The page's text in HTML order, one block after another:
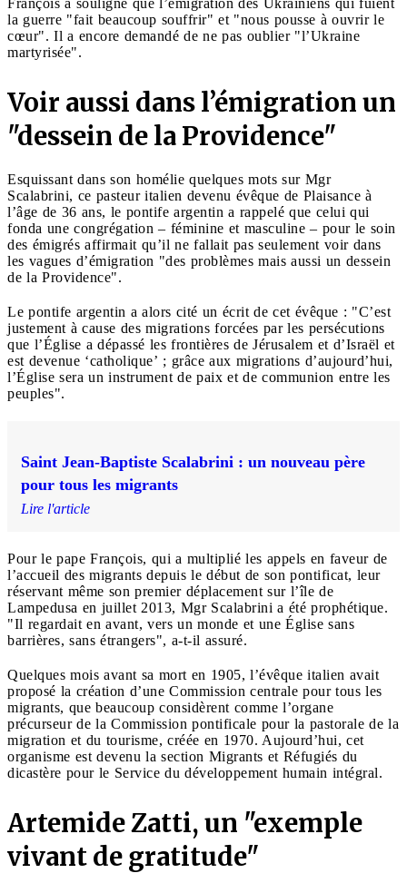
la guerre "fait beaucoup souffrir" et "nous pousse à ouvrir le
cœur". Il a encore demandé de ne pas oublier "l’Ukraine
martyrisée".
Voir aussi dans l’émigration un
"dessein de la Providence"
Esquissant dans son homélie quelques mots sur Mgr
Scalabrini, ce pasteur italien devenu évêque de Plaisance à
l’âge de 36 ans, le pontife argentin a rappelé que celui qui
fonda une congrégation – féminine et masculine – pour le soin
des émigrés affirmait qu’il ne fallait pas seulement voir dans
les vagues d’émigration "des problèmes mais aussi un dessein
de la Providence".
Le pontife argentin a alors cité un écrit de cet évêque : "C’est
justement à cause des migrations forcées par les persécutions
que l’Église a dépassé les frontières de Jérusalem et d’Israël et
est devenue ‘catholique’ ; grâce aux migrations d’aujourd’hui,
l’Église sera un instrument de paix et de communion entre les
peuples".
Saint Jean-Baptiste Scalabrini : un nouveau père
pour tous les migrants
Lire l'article
Pour le pape François, qui a multiplié les appels en faveur de
l’accueil des migrants depuis le début de son pontificat, leur
réservant même son premier déplacement sur l’île de
Lampedusa en juillet 2013, Mgr Scalabrini a été prophétique.
"Il regardait en avant, vers un monde et une Église sans
barrières, sans étrangers", a-t-il assuré.
Quelques mois avant sa mort en 1905, l’évêque italien avait
proposé la création d’une Commission centrale pour tous les
migrants, que beaucoup considèrent comme l’organe
précurseur de la Commission pontificale pour la pastorale de la
migration et du tourisme, créée en 1970. Aujourd’hui, cet
organisme est devenu la section Migrants et Réfugiés du
dicastère pour le Service du développement humain intégral.
Artemide Zatti, un "exemple
vivant de gratitude"